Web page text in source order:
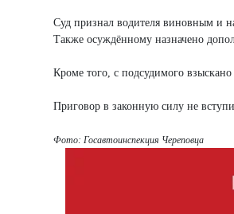
Суд признал водителя виновным и
Также осуждённому назначено
Кроме того, с подсудимого
Приговор в законную силу не
Фото: Госавтоинспекция Череповца